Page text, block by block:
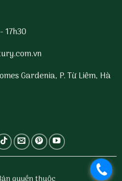
17h30
Gardenia, P. Từ Liêm, Hà
.